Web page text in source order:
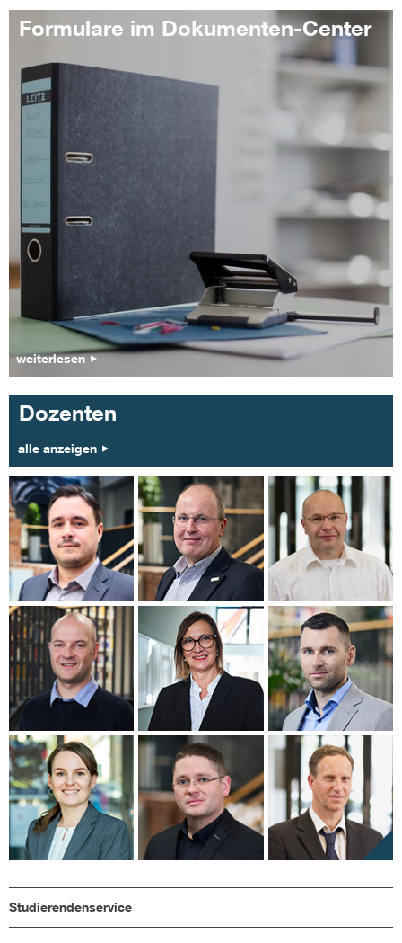
Formulare im Dokumenten-Center
weiterlesen
Dozenten
alle anzeigen
Studierendenservice